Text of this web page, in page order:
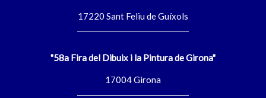
17220 Sant Feliu de Guíxols
"58a Fira del Dibuix i la Pintura de Girona"
17004 Girona